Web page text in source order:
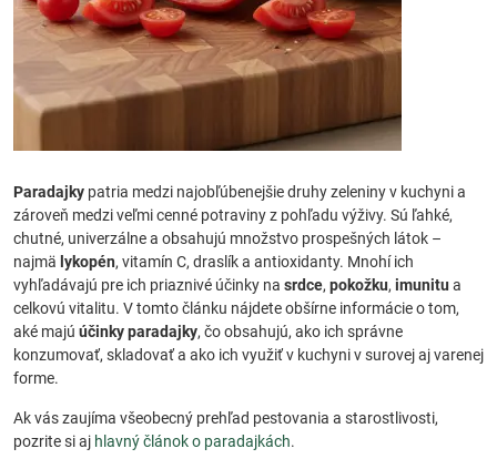
Paradajky patria medzi najobľúbenejšie druhy zeleniny v kuchyni a
zároveň medzi veľmi cenné potraviny z pohľadu výživy. Sú ľahké,
chutné, univerzálne a obsahujú množstvo prospešných látok –
najmä lykopén, vitamín C, draslík a antioxidanty. Mnohí ich
vyhľadávajú pre ich priaznivé účinky na srdce, pokožku, imunitu a
celkovú vitalitu. V tomto článku nájdete obšírne informácie o tom,
aké majú účinky paradajky, čo obsahujú, ako ich správne
konzumovať, skladovať a ako ich využiť v kuchyni v surovej aj varenej
forme.
Ak vás zaujíma všeobecný prehľad pestovania a starostlivosti,
pozrite si aj hlavný článok o paradajkách.